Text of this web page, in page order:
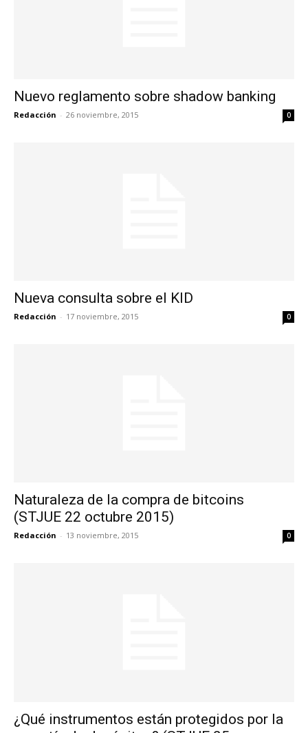
Nuevo reglamento sobre shadow banking
Redacción - 26 noviembre, 2015 0
Nueva consulta sobre el KID
Redacción - 17 noviembre, 2015 0
Naturaleza de la compra de bitcoins
(STJUE 22 octubre 2015)
Redacción - 13 noviembre, 2015 0
¿Qué instrumentos están protegidos por la